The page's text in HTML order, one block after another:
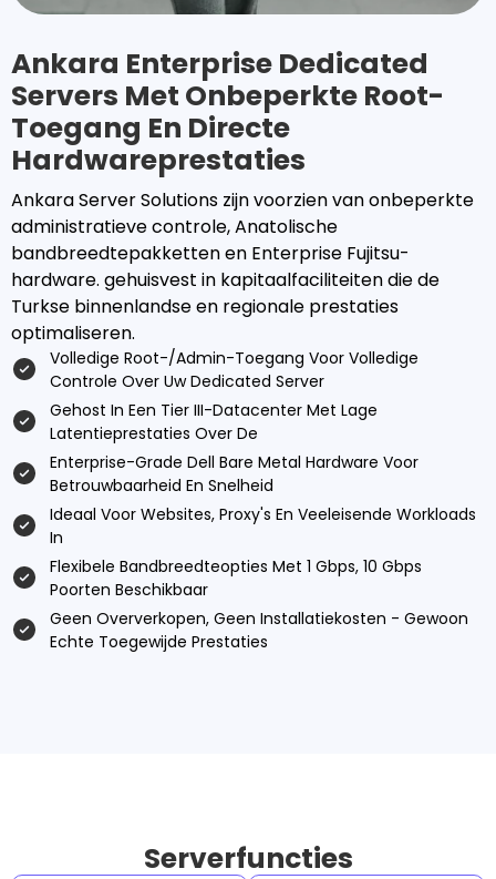
Ankara Enterprise Dedicated
Servers Met Onbeperkte Root-
Toegang En Directe
Hardwareprestaties
Ankara Server Solutions zijn voorzien van onbeperkte
administratieve controle, Anatolische
bandbreedtepakketten en Enterprise Fujitsu-
hardware. gehuisvest in kapitaalfaciliteiten die de
Turkse binnenlandse en regionale prestaties
optimaliseren.
Volledige Root-/admin-Toegang Voor Volledige
Controle Over Uw Dedicated Server
Gehost In Een Tier III-Datacenter Met Lage
Latentieprestaties Over De
Enterprise-Grade Dell Bare Metal Hardware Voor
Betrouwbaarheid En Snelheid
Ideaal Voor Websites, Proxy's En Veeleisende Workloads
In
Flexibele Bandbreedteopties Met 1 Gbps, 10 Gbps
Poorten Beschikbaar
Geen Oververkopen, Geen Installatiekosten - Gewoon
Echte Toegewijde Prestaties
Serverfuncties